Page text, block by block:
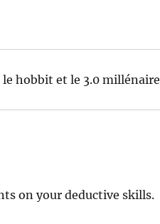
le hobbit et le 3.0 millénaire
on your deductive skills.